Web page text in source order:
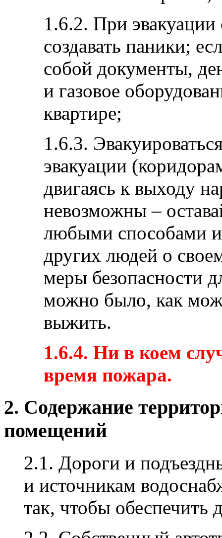
1.6.2. При эвакуации
создавать паники;
собой документы,
и газовое
квартире;
1.6.3.
эвакуации
двигаясь к выходу
невозможны –
любыми способами
других людей о
меры безопасности
можно было, как
выжить.
1.6.4. Ни в коем
время пожара.
2. Содержание
помещений
2.1. Дороги и
и источникам
так, чтобы обеспечить